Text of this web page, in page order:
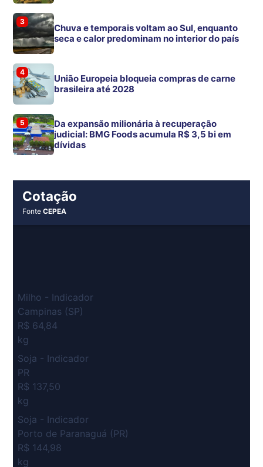
3
Chuva e temporais voltam ao Sul, enquanto
seca e calor predominam no interior do país
4
União Europeia bloqueia compras de carne
brasileira até 2028
5
Da expansão milionária à recuperação
judicial: BMG Foods acumula R$ 3,5 bi em
dívidas
Cotação
FonteCEPEA
Milho - Indicador
Campinas (SP)
R$ 64,84
kg
Soja - Indicador
PR
R$ 137,50
kg
Soja - Indicador
Porto de Paranaguá (PR)
R$ 144,98
kg